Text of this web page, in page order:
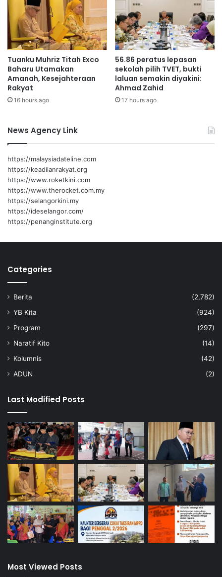
Keris Adat Kejohanan oleh Mohd Khalid sebagai simbolik
berakhirnya Kejohanan Sukan Piala KPN 2026.
Turut menyaksikan upacara itu ialah Pengarah Pengurusan
merangkap Pengerusi Majlis Sukan PDRM, CP Datuk Seri
Abdul Aziz Abdul Majid; Ketua Polis Negeri Sembilan, DCP
Datuk Alzafny Ahmad; serta Yang Dipertua Persekutuan
Silat Kebangsaan Malaysia Negeri Sembilan, Datuk Mohd
Hadir sama barisan pengarah dan timbalan pengarah
PDRM, ketua-ketua polis negeri, Setiausaha Polis
Malaysia, DCP Datuk Mohamad Noor Yusof Ali serta
pegawai kanan pasukan.
u
l
a
D
e
p
a
n
g
e
2
0
2
6
Tuanku Muhriz Titah Exco
Baharu Utamakan
Amanah, Kesejahteraan
Rakyat
16 hours ago
56.86 peratus lepasan
sekolah pilih TVET, bukti
laluan semakin diyakini:
Ahmad Zahid
17 hours ago
News Agency Link
https://malaysiadateline.com
https://keadilanrakyat.org
https://www.roketkini.com
https://www.therocket.com.my
https://selangorkini.my
https://ideselangor.com/
https://penanginstitute.org
Categories
Berita
(2,782)
YB Kita
(924)
Program
(297)
Naratif Kito
(14)
Kolumnis
(42)
ADUN
(2)
Last Modified Posts
Most Viewed Posts